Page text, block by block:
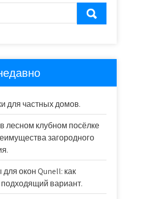
для частных домов.
лесном клубном посёлке
загородного
окон Qunell: как
вариант.